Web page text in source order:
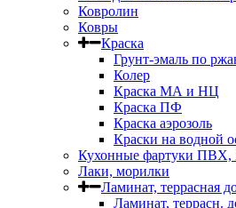
Ковролин
Ковры
Краска
Грунт-эмаль по
Колер
Краска МА и НЦ
Краска ПФ
Краска аэрозоль
Краски на водной
Кухонные фартуки
Лаки, морилки
Ламинат, террасная
Ламинат, террасн.